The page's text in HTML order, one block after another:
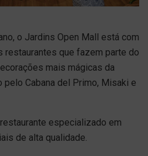
o Jardins Open Mall está com
restaurantes que fazem parte do
mais mágicas da
Cabana del Primo, Misaki e
especializado em
de alta qualidade.